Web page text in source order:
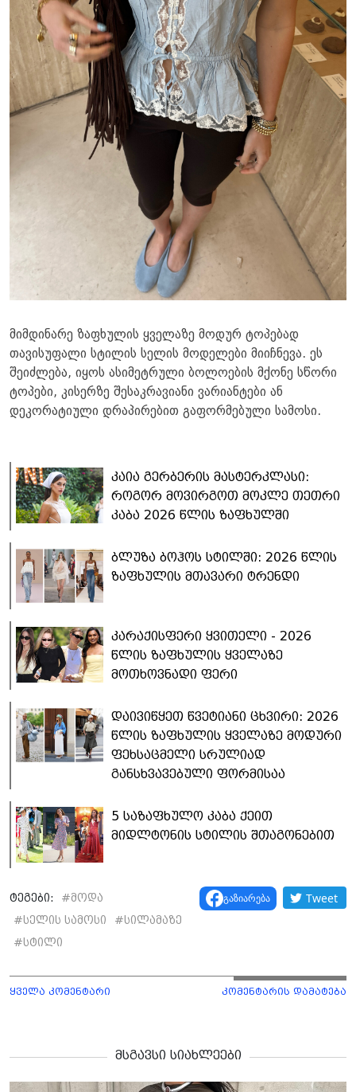
მიმდინარე ზაფხულის ყველაზე მოდურ ტოპებად
თავისუფალი სტილის სელის მოდელები მიიჩნევა. ეს
შეიძლება, იყოს ასიმეტრული ბოლოების მქონე სწორი
ტოპები, კისერზე შესაკრავიანი ვარიანტები ან
დეკორატიული დრაპირებით გაფორმებული სამოსი.
კაია გერბერის მასტერკლასი:
როგორ მოვირგოთ მოკლე თეთრი
კაბა 2026 წლის ზაფხულში
ბლუზა ბოჰოს სტილში: 2026 წლის
ზაფხულის მთავარი ტრენდი
კარაქისფერი ყვითელი - 2026
წლის ზაფხულის ყველაზე
მოთხოვნადი ფერი
დაივიწყეთ წვეტიანი ცხვირი: 2026
წლის ზაფხულის ყველაზე მოდური
ფეხსაცმელი სრულიად
განსხვავებული ფორმისაა
5 საზაფხულო კაბა ქეით
მიდლტონის სტილის შთაგონებით
ტეგები: #მოდა
#სელის სამოსი #სილამაზე
#სტილი
გაზიარება Tweet
ყველა კომენტარი კომენტარის დამატება
მსგავსი სიახლეები